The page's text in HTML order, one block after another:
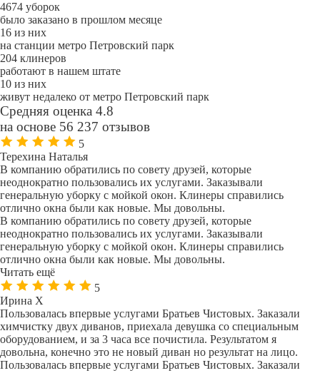
4674 уборок
было заказано в прошлом месяце
16 из них
на станции метро Петровский парк
204 клинеров
работают в нашем штате
10 из них
живут недалеко от метро Петровский парк
Средняя оценка 4.8
на основе 56 237 отзывов
5
Терехина Наталья
В компанию обратились по совету друзей, которые
неоднократно пользовались их услугами. Заказывали
генеральную уборку с мойкой окон. Клинеры справились
отлично окна были как новые. Мы довольны.
В компанию обратились по совету друзей, которые
неоднократно пользовались их услугами. Заказывали
генеральную уборку с мойкой окон. Клинеры справились
отлично окна были как новые. Мы довольны.
Читать ещё
5
Ирина Х
Пользовалась впервые услугами Братьев Чистовых. Заказали
химчистку двух диванов, приехала девушка со специальным
оборудованием, и за 3 часа все почистила. Результатом я
довольна, конечно это не новый диван но результат на лицо.
Пользовалась впервые услугами Братьев Чистовых. Заказали